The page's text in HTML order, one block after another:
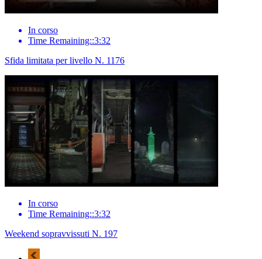
In corso
Time Remaining::3:32
Sfida limitata per livello N. 1176
In corso
Time Remaining::3:32
Weekend sopravvissuti N. 197